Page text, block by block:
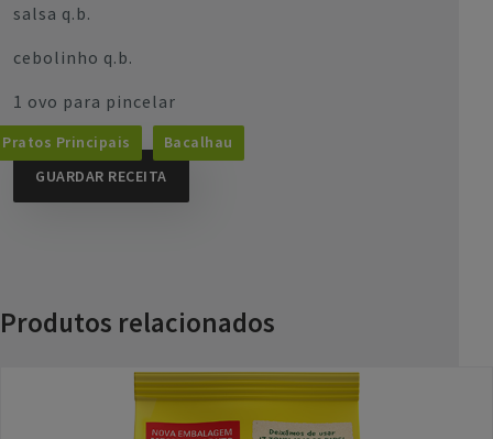
salsa q.b.
cebolinho q.b.
1 ovo para pincelar
GUARDAR RECEITA
Pratos Principais Bacalhau
Produtos relacionados